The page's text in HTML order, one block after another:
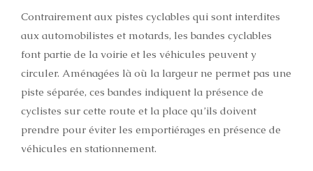
Contrairement aux pistes cyclables qui sont interdites
aux automobilistes et motards, les bandes cyclables
font partie de la voirie et les véhicules peuvent y
circuler. Aménagées là où la largeur ne permet pas une
piste séparée, ces bandes indiquent la présence de
cyclistes sur cette route et la place qu’ils doivent
prendre pour éviter les emportiérages en présence de
véhicules en stationnement.